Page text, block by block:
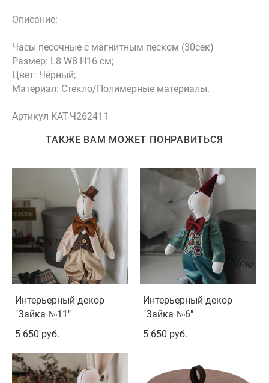
Описание:
Часы песочные с магнитным песком (30сек)
Размер: L8 W8 H16 см;
Цвет: Чёрный;
Материал: Стекло/Полимерные материалы.
Артикул КАТ-Ч262411
ТАКЖЕ ВАМ МОЖЕТ ПОНРАВИТЬСЯ
Интерьерный декор
"Зайка №11"
5 650 pуб.
Интерьерный декор
"Зайка №6"
5 650 pуб.